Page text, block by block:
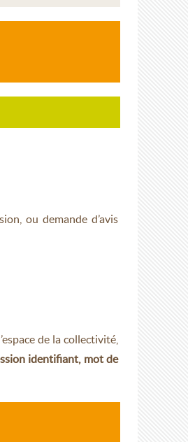
ou demande d’avis
de la collectivité,
identifiant, mot de